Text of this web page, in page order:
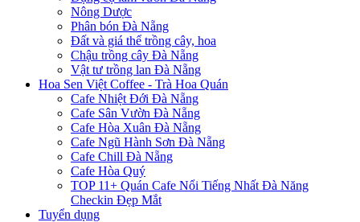
Nông Dược
Phân bón Đà Nẵng
Đất và giá thể trồng cây, hoa
Chậu trồng cây Đà Nẵng
Vật tư trồng lan Đà Nẵng
Hoa Sen Việt Coffee - Trà Hoa Quán
Cafe Nhiệt Đới Đà Nẵng
Cafe Sân Vườn Đà Nẵng
Cafe Hòa Xuân Đà Nẵng
Cafe Ngũ Hành Sơn Đà Nẵng
Cafe Chill Đà Nẵng
Cafe Hòa Quý
TOP 11+ Quán Cafe Nổi Tiếng Nhất Đà Năng
Checkin Đẹp Mắt
Tuyển dụng